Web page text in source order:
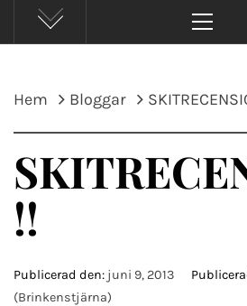
meny
Hem Bloggar
!!
Publicerad den: juni 9, 2013
(Brinkenstjärna)